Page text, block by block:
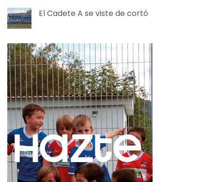
El Cadete A se viste de cortó